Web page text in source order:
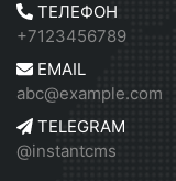
ТЕЛЕФОН
+7123456789
EMAIL
abc@example.com
TELEGRAM
@instantcms